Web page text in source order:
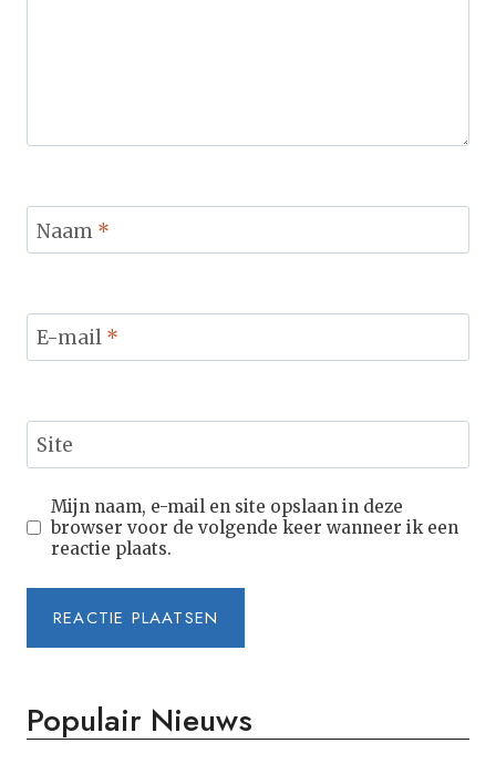
Naam *
E-mail *
Site
Mijn naam, e-mail en site opslaan in deze
browser voor de volgende keer wanneer ik een
reactie plaats.
Populair Nieuws